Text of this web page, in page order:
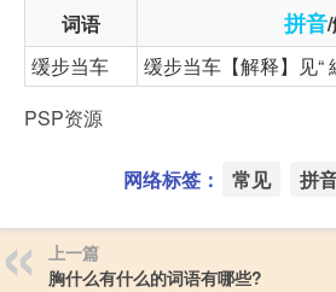
词语 拼音
缓步当车
缓步当车【解释】见“
PSP资源
网络标签： 常见 拼
上一篇
胸什么有什么的词语有哪些?